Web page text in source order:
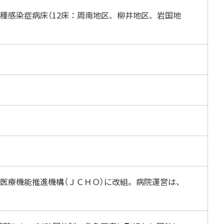
染症病床（12床：周南地区、柳井地区、岩国地
機能推進機構（ＪＣＨＯ）に改組。病院運営は、